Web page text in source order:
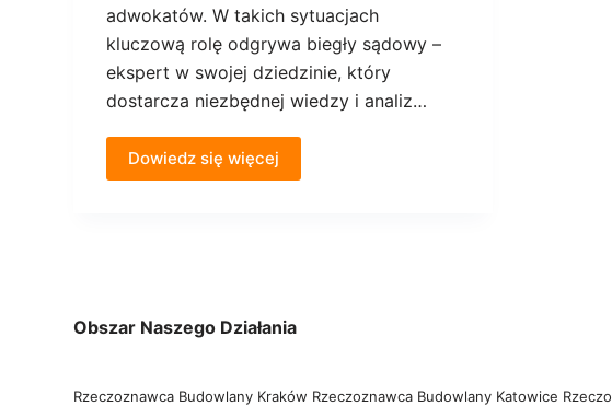
adwokatów. W takich sytuacjach
kluczową rolę odgrywa biegły sądowy –
ekspert w swojej dziedzinie, który
dostarcza niezbędnej wiedzy i analiz…
Dowiedz się więcej
Obszar Naszego Działania
Rzeczoznawca Budowlany Kraków Rzeczoznawca Budowlany Katowice